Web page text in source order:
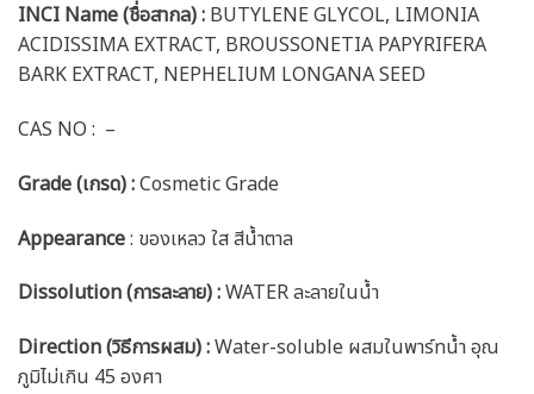
INCI Name (ชื่อสากล) : BUTYLENE GLYCOL, LIMONIA
ACIDISSIMA EXTRACT, BROUSSONETIA PAPYRIFERA
BARK EXTRACT, NEPHELIUM LONGANA SEED
CAS NO : –
Grade (เกรด) :Cosmetic Grade
Appearance: ของเหลว ใส สีน้ำตาล
Dissolution (การละลาย) :WATER ละลายในน้ำ
Direction (วิธีการผสม) :Water-soluble ผสมในพาร์ทน้ำ อุณ
ภูมิไม่เกิน 45 องศา